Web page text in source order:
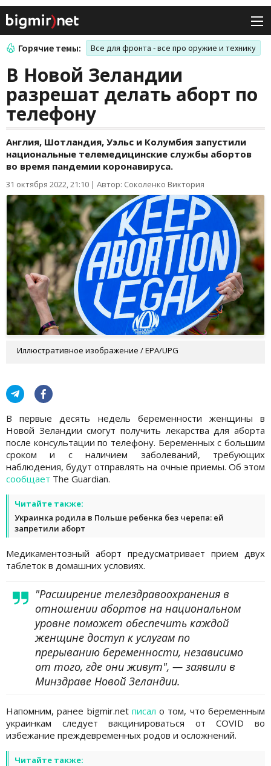
Горячие темы: Все для фронта - все про оружие и технику
В Новой Зеландии
разрешат делать аборт по
телефону
Англия, Шотландия, Уэльс и Колумбия запустили
национальные телемедицинские службы абортов
во время пандемии коронавируса.
31 октября 2022, 21:10 | Автор: Соколенко Виктория
Иллюстративное изображение / EPA/UPG
В первые десять недель беременности женщины в
Новой Зеландии смогут получить лекарства для аборта
после консультации по телефону. Беременных с большим
сроком и с наличием заболеваний, требующих
наблюдения, будут отправлять на очные приемы. Об этом
сообщает The Guardian.
Читайте также:
Украинка родила в Польше ребенка без черепа: ей
запретили аборт
Медикаментозный аборт предусматривает прием двух
таблеток в домашних условиях.
"Расширение телездравоохранения в
отношении абортов на национальном
уровне поможет обеспечить каждой
женщине доступ к услугам по
прерыванию беременности, независимо
от того, где они живут", — заявили в
Минздраве Новой Зеландии.
Напомним, ранее bigmir.net писал о том, что беременным
украинкам следует вакцинироваться от COVID во
избежание преждевременных родов и осложнений.
Читайте также: